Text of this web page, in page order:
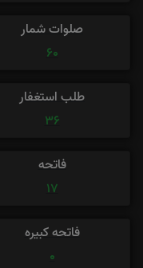
صلوات شمار
60
طلب استغفار
36
فاتحه
17
فاتحه کبیره
0